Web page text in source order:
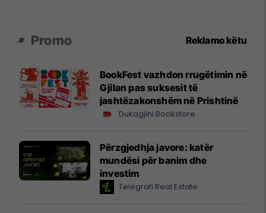
Promo Reklamo këtu
BookFest vazhdon rrugëtimin në
Gjilan pas suksesit të
jashtëzakonshëm në Prishtinë
Dukagjini Bookstore
Përzgjedhja javore: katër
mundësi për banim dhe
investim
Telegrafi Real Estate